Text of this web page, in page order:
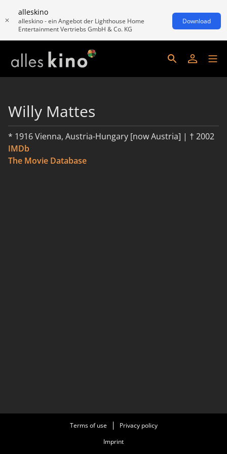
alleskino
alleskino - ein Angebot der Lighthouse Home
Entertainment Vertriebs GmbH & Co. KG
Download
Willy Mattes
* 1916 Vienna, Austria-Hungary [now Austria] | † 2002
IMDb
The Movie Database
Terms of use
Privacy policy
Imprint